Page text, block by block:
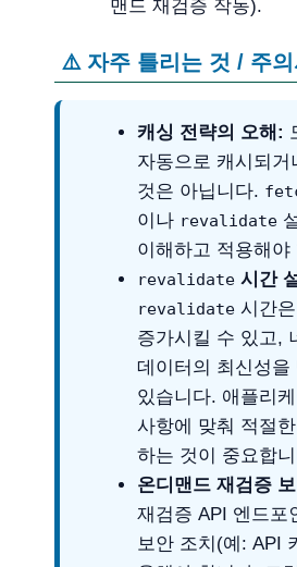
맨드 재검증 작동).
⚠️ 자주 틀리는 것 / 주
캐싱 전략의 오해:
자동으로 캐시되거
것은 아닙니다.
이나 revalidate
이해하고 적용해야
revalidate 시간
revalidate 시간
증가시킬 수 있고,
데이터의 최신성을
있습니다. 애플리
사항에 맞춰 적절
하는 것이 중요합
온디맨드 재검증
재검증 API 엔드포
보안 조치(예: API